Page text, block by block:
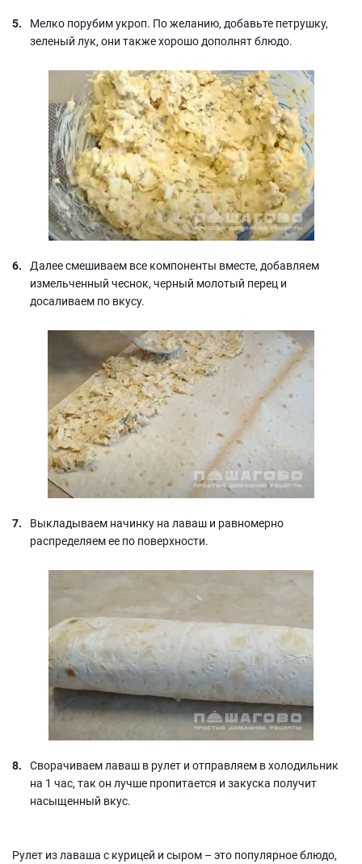
Мелко порубим укроп. По желанию, добавьте петрушку,
зеленый лук, они также хорошо дополнят блюдо.
Далее смешиваем все компоненты вместе, добавляем
измельченный чеснок, черный молотый перец и
досаливаем по вкусу.
Выкладываем начинку на лаваш и равномерно
распределяем ее по поверхности.
Сворачиваем лаваш в рулет и отправляем в холодильник
на 1 час, так он лучше пропитается и закуска получит
насыщенный вкус.
Рулет из лаваша с курицей и сыром – это популярное блюдо,